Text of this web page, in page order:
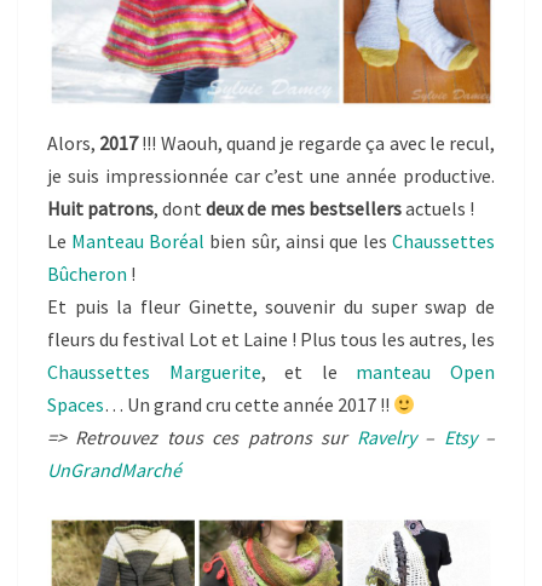
Alors, 2017!!! Waouh, quand je regarde ça avec le recul,
je suis impressionnée car c’est une année productive.
Huit patrons, dont deux de mes bestsellersactuels !
Le Manteau Boréal bien sûr, ainsi que les Chaussettes
Bûcheron !
Et puis la fleur Ginette, souvenir du super swap de
fleurs du festival Lot et Laine ! Plus tous les autres, les
Chaussettes Marguerite, et le manteau Open
Spaces… Un grand cru cette année 2017 !!
=> Retrouvez tous ces patrons sur Ravelry– Etsy–
UnGrandMarché